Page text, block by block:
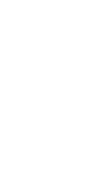
めに
どさ